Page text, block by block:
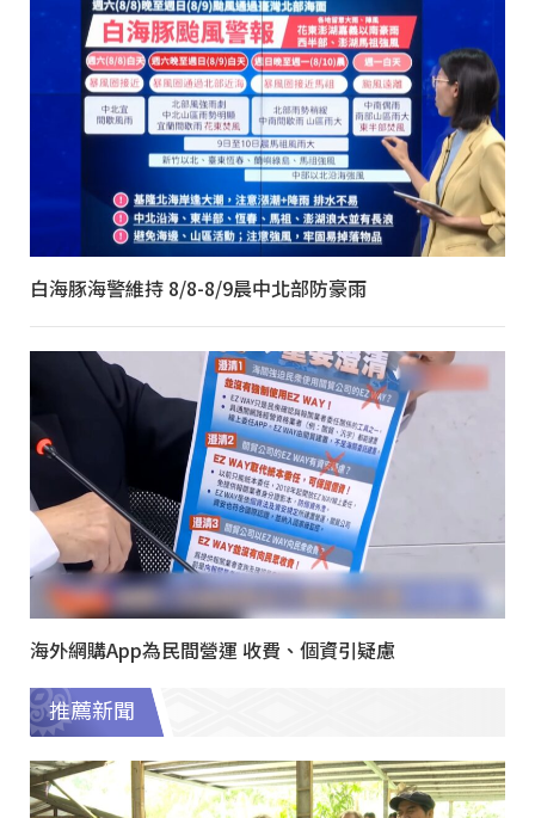
白海豚海警維持 8/8-8/9晨中北部防豪雨
海外網購App為民間營運 收費、個資引疑慮
推薦新聞